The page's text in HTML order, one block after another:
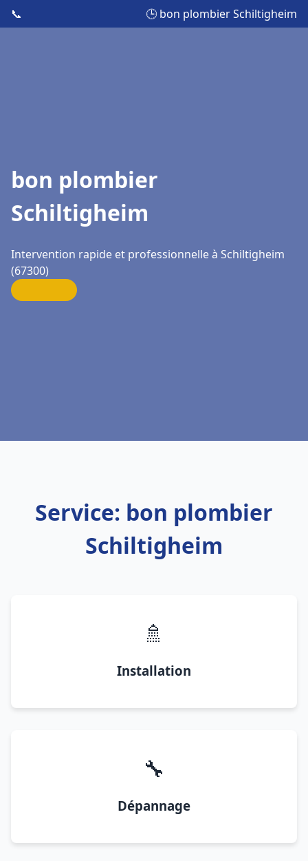
📞 🕒 bon plombier Schiltigheim
bon plombier
Schiltigheim
Intervention rapide et professionnelle à Schiltigheim
(67300)
Service: bon plombier
Schiltigheim
🚿
Installation
🔧
Dépannage